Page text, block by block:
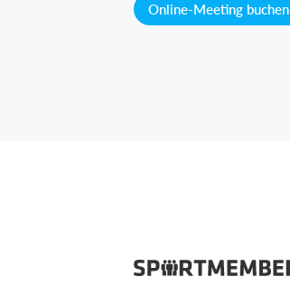
Online-Meeting buchen